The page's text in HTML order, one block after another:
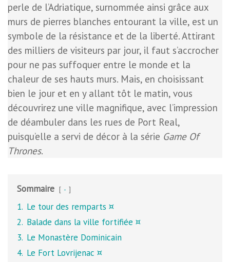
perle de l’Adriatique, surnommée ainsi grâce aux
murs de pierres blanches entourant la ville, est un
symbole de la résistance et de la liberté. Attirant
des milliers de visiteurs par jour, il faut s’accrocher
pour ne pas suffoquer entre le monde et la
chaleur de ses hauts murs. Mais, en choisissant
bien le jour et en y allant tôt le matin, vous
découvrirez une ville magnifique, avec l’impression
de déambuler dans les rues de Port Real,
puisqu’elle a servi de décor à la série Game Of
Thrones.
Sommaire -
1. Le tour des remparts ¤
2. Balade dans la ville fortifiée ¤
3. Le Monastère Dominicain
4. Le Fort Lovrijenac ¤